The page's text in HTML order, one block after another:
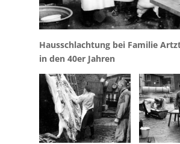
Hausschlachtung bei Familie
in den 40er Jahren